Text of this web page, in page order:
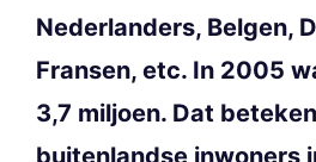
Nederlanders, Belgen,
Fransen, etc. In 2005
3,7 miljoen. Dat
buitenlandse inwoners